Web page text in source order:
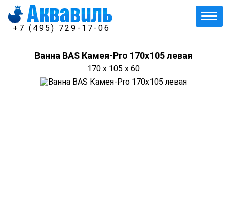
+7 (495) 729-17-06
Ванна BAS Камея-Pro 170x105 левая
170 x 105 x 60